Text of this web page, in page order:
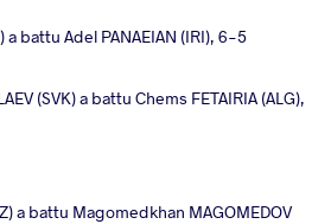
a battu Adel PANAEIAN (IRI), 6-5
(SVK) a battu Chems FETAIRIA (ALG),
a battu Magomedkhan MAGOMEDOV